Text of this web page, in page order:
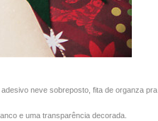
neve sobreposto, fita de organza pra
e uma transparência decorada.